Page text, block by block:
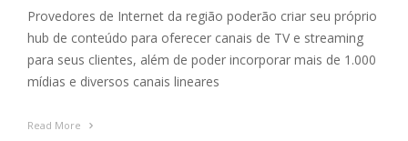
Provedores de Internet da região poderão criar seu próprio
hub de conteúdo para oferecer canais de TV e streaming
para seus clientes, além de poder incorporar mais de 1.000
mídias e diversos canais lineares
Read More